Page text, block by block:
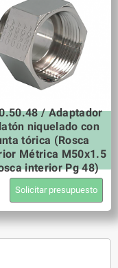
/ Adaptador
niquelado con
tórica (Rosca
Métrica M50x1.5
interior Pg 48)
Solicitar presupuesto